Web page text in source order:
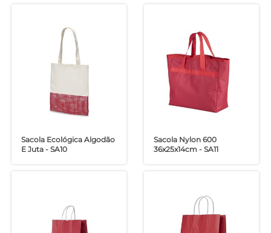
Sacola Ecológica Algodão
E Juta - SA10
Sacola Nylon 600
36x25x14cm - SA11